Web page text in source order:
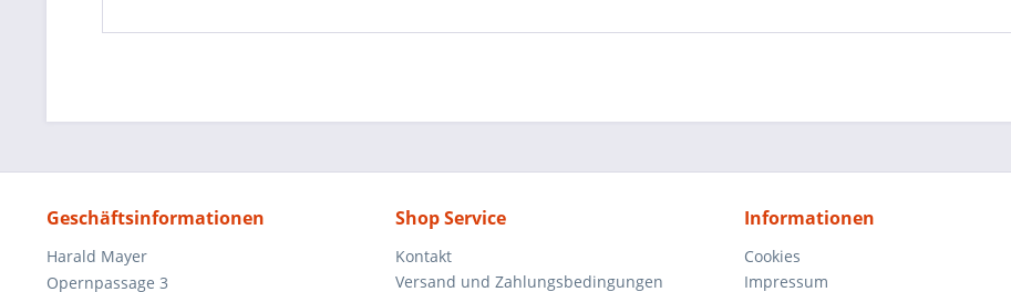
Geschäftsinformationen
Harald Mayer
Opernpassage 3
Shop Service
Kontakt
Versand und Zahlungsbedingungen
Informationen
Cookies
Impressum